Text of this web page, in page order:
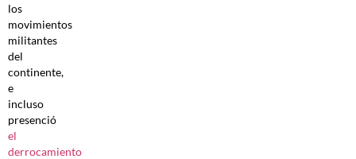
los
movimientos
militantes
del
continente,
e
incluso
presenció
el
derrocamiento